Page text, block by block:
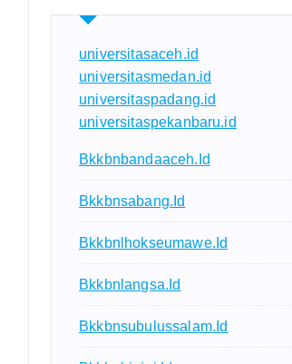
universitasaceh.id
universitasmedan.id
universitaspadang.id
universitaspekanbaru.id
Bkkbnbandaaceh.id
Bkkbnsabang.id
Bkkbnlhokseumawe.id
Bkkbnlangsa.id
Bkkbnsubulussalam.id